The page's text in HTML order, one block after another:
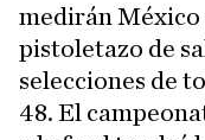
medirán México
pistoletazo de
selecciones de
48. El